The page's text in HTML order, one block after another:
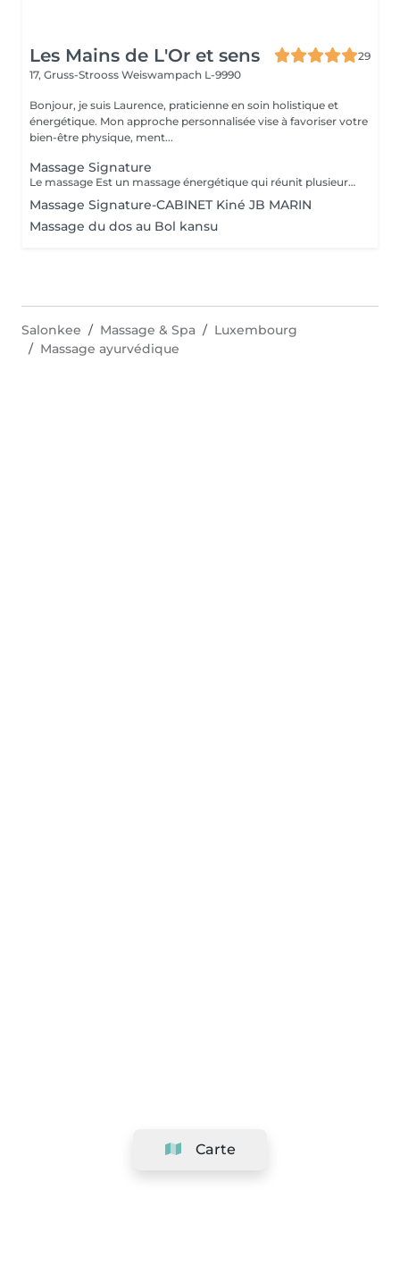
Les Mains de L'Or et sens
29
17, Gruss-Strooss Weiswampach L-9990
Bonjour, je suis Laurence, praticienne en soin holistique et
énergétique. Mon approche personnalisée vise à favoriser votre
bien-être physique, ment...
Massage Signature
Le massage Est un massage énergétique qui réunit plusieurs techniques de massages du monde (Tuina, Lomi-lomi, Californien, Suédois et Ayurvédique), l'aromathérapie et l'énergie du magnétisme qui réveille les processus naturels d'autoguérison du corps en déchargeant les mémoires émotionnelles encombrantes et les toxines. Véritable invitation à la reconnexion à soi, c'est une psychothérapie pour le corps qui permet de laisser s'opérer tout un développement réparateur et initiateur, ouvrant la mémoire du corps, qui nettoie peu à peu les anciens traumas et laisse l'énergie de vie circuler librement permettant un véritable bien-être et apportant un lâcher prise physique et mental de manière impressionnante. Ce massage profondément relaxant peut aider à soulager le stress, l'anxiété, les tensions musculaires, les douleurs chroniques et à améliorer la circulation sanguine et lymphatique. Il est également utile pour stimuler le système immunitaire et renforcer le corps. Il peut également être bénéfique pour les personnes souffrant de problèmes de sommeil et de troubles digestifs. Ce massage est pratiqué sur l'ensemble du corps avec un mélange d'huiles végétales et d'huiles essentielles Ne pas s'exposer au soleil ou aux UV pendant au moins 6h après ce massage. La durée de la prestations inclus le temps d'installation
Massage Signature-CABINET Kiné JB MARIN
Massage du dos au Bol kansu
Carte
Salonkee Massage & Spa
Luxembourg
Massage ayurvédique